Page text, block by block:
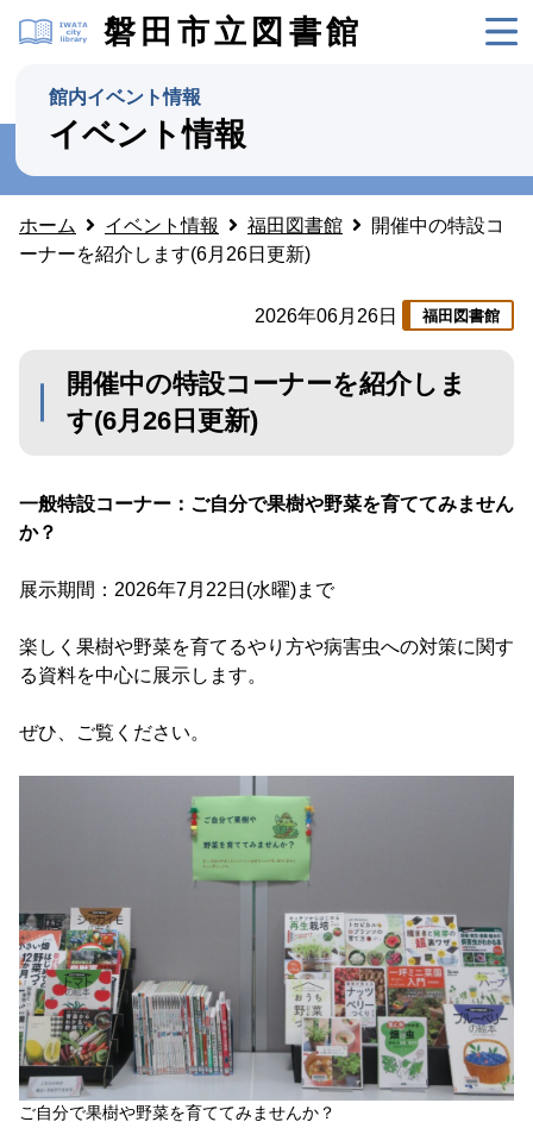
磐田市立図書館
館内イベント情報
イベント情報
ホーム イベント情報 福田図書館
開催中の特設コ
ーナーを紹介します(6月26日更新)
2026年06月26日 福田図書館
開催中の特設コーナーを紹介しま
す(6月26日更新)
一般特設コーナー：ご自分で果樹や野菜を育ててみません
か？
展示期間：2026年7月22日(水曜)まで
楽しく果樹や野菜を育てるやり方や病害虫への対策に関す
る資料を中心に展示します。
ぜひ、ご覧ください。
ご自分で果樹や野菜を育ててみませんか？